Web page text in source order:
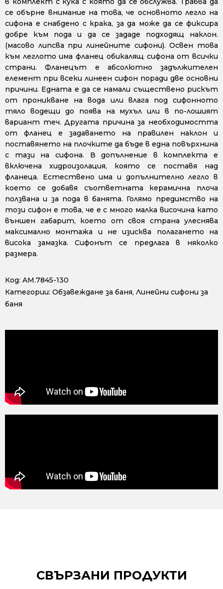
се обърне внимание на това, че основното легло на
сифона е снабдено с крака, за да може да се фиксира
добре към пода и да се зададе подходящ наклон.
(масово липсва при линейните сифони). Освен това
към леглото има фланец обикалящ сифона от всички
страни. Фланецът е абсолютно задължителен
елемент при всеки линеен сифон поради две основни
причини. Едната е да се намали съществено рискът
от проникване на вода или влага под сифонното
тяло водещи до поява на мухъл или в по-лошият
вариант теч. Другата причина за необходимостта
от фланец е задаването на правилен наклон и
поставянето на плочките да бъде в една повърхнина
с тази на сифона. В допълнение в комплекта е
включена хидроизолация, която се поставя над
фланеца. Естествено има и допълнително легло в
което се добавя съответната керамична плоча
ползвана и за пода в банята. Голямо предимство на
този сифон е това, че е с много малка височина като
външен габарит, което от своя страна улеснява
максимално монтажа и не изисква полагането на
висока замазка. Сифонът се предлага в няколко
размера.
Код: AM.7845-130
Категории: Обзавеждане за баня, Линейни сифони за
баня
СВЪРЗАНИ ПРОДУКТИ